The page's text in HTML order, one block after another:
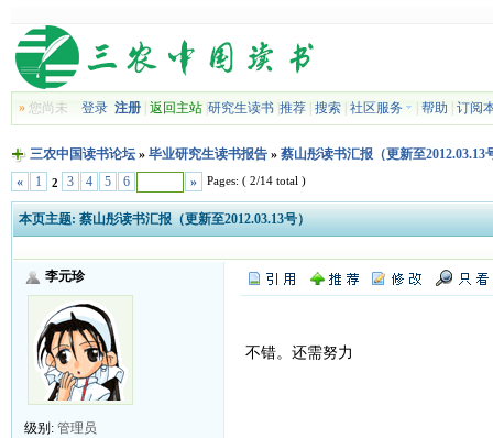
»您尚未 登录 注册| 返回主站| 研究生读书| 推荐| 搜索| 社区服务 帮助 订阅
三农中国读书论坛» 毕业研究生读书报告» 蔡山彤读书汇报（更新至2012.03.13
«
1 2 3 4 5 6 » Pages: ( 2/14 total )
本页主题: 蔡山彤读书汇报（更新至2012.03.13号）
李元珍
级别: 管理员
不错。还需努力